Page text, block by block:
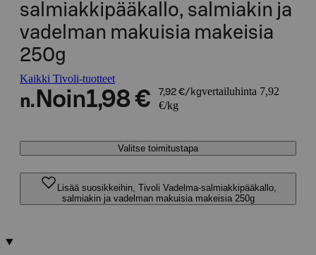
salmiakkipääkallo, salmiakin ja
vadelman makuisia makeisia
250g
Kaikki Tivoli-tuotteet
n. Noin1,98 € 7,92 €/kgvertailuhinta 7,92
€/kg
Valitse toimitustapa
Lisää suosikkeihin, Tivoli Vadelma-salmiakkipääkallo,
salmiakin ja vadelman makuisia makeisia 250g